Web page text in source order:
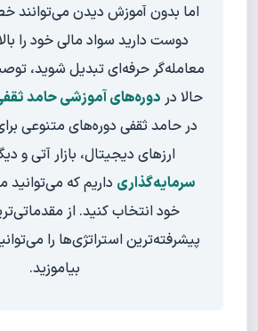
اما بدون آموزش دیدن می‌توانند
دوست دارید سواد مالی خود را
معامله‌گر حرفه‌ای تبدیل شوید،
حالا در دوره‌های آموزشی حامد
در حامد ثقفی دوره‌های متنوعی
ارزهای دیجیتال، بازار آتی و
سرمایه‌گذاری داریم که می‌توانید
خود انتخاب کنید. از
پیشرفته‌ترین استراتژی‌ها را
بیاموزید.